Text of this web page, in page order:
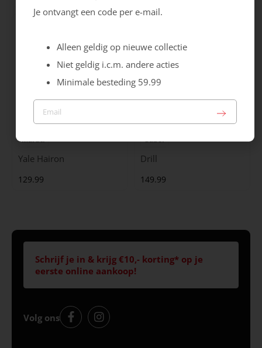
Maruti
Yale Hairon
129.99
Gabor
Drill
149.99
Schrijf je in & krijg €10,- korting* op je
eerste online aankoop!
Volg ons
Je ontvangt een code per e-mail.
Alleen geldig op nieuwe collectie
Niet geldig i.c.m. andere acties
Minimale besteding 59.99